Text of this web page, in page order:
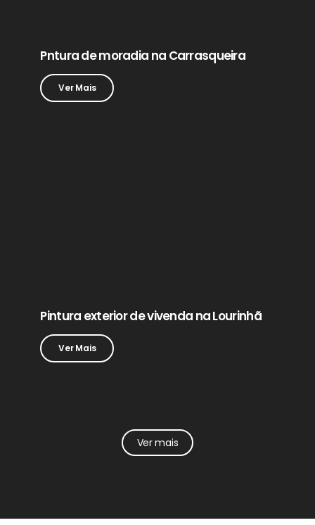
Pntura de moradia na Carrasqueira
Ver Mais
Pintura exterior de vivenda na Lourinhã
Ver Mais
Ver mais